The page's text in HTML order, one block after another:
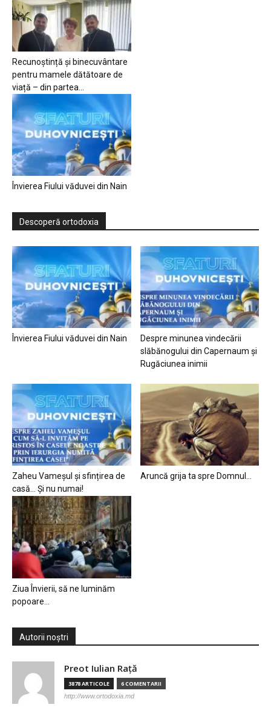
Recunoștință și binecuvântare
pentru mamele dătătoare de
viață – din partea...
Învierea Fiului văduvei din Nain
Descoperă ortodoxia
Învierea Fiului văduvei din Nain
Despre minunea vindecării
slăbănogului din Capernaum și
Rugăciunea inimii
Zaheu Vameșul și sfințirea de
casă… Și nu numai!
Aruncă grija ta spre Domnul…
Ziua Învierii, să ne luminăm
popoare…
Autorii noștri
Preot Iulian Raţă
3878 ARTICOLE 6 COMENTARII
http://www.ortodoxia.md